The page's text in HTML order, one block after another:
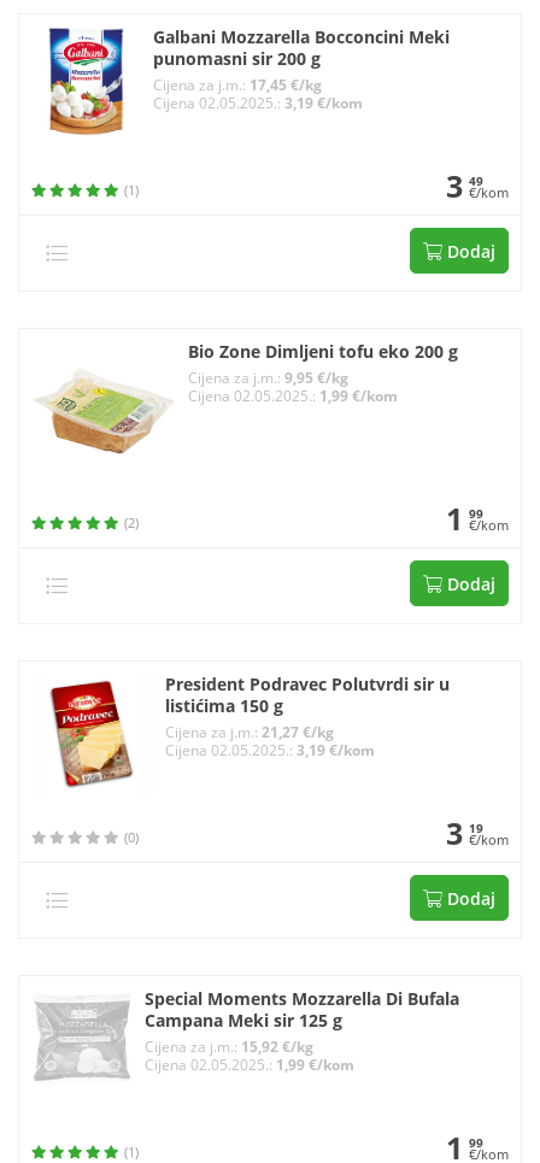
Galbani Mozzarella Bocconcini Meki
punomasni sir 200 g
Cijena za j.m.: 17,45 €/kg
Cijena 02.05.2025.: 3,19 €/kom
(1) 3 49
€/kom
Dodaj
Bio Zone Dimljeni tofu eko 200 g
Cijena za j.m.: 9,95 €/kg
Cijena 02.05.2025.: 1,99 €/kom
(2) 1 99
€/kom
Dodaj
President Podravec Polutvrdi sir u
listićima 150 g
Cijena za j.m.:21,27 €/kg
Cijena 02.05.2025.:3,19 €/kom
(0) 3 19
€/kom
Dodaj
Special Moments Mozzarella Di Bufala
Campana Meki sir 125 g
Cijena za j.m.: 15,92 €/kg
Cijena 02.05.2025.: 1,99 €/kom
(1) 1 99
€/kom